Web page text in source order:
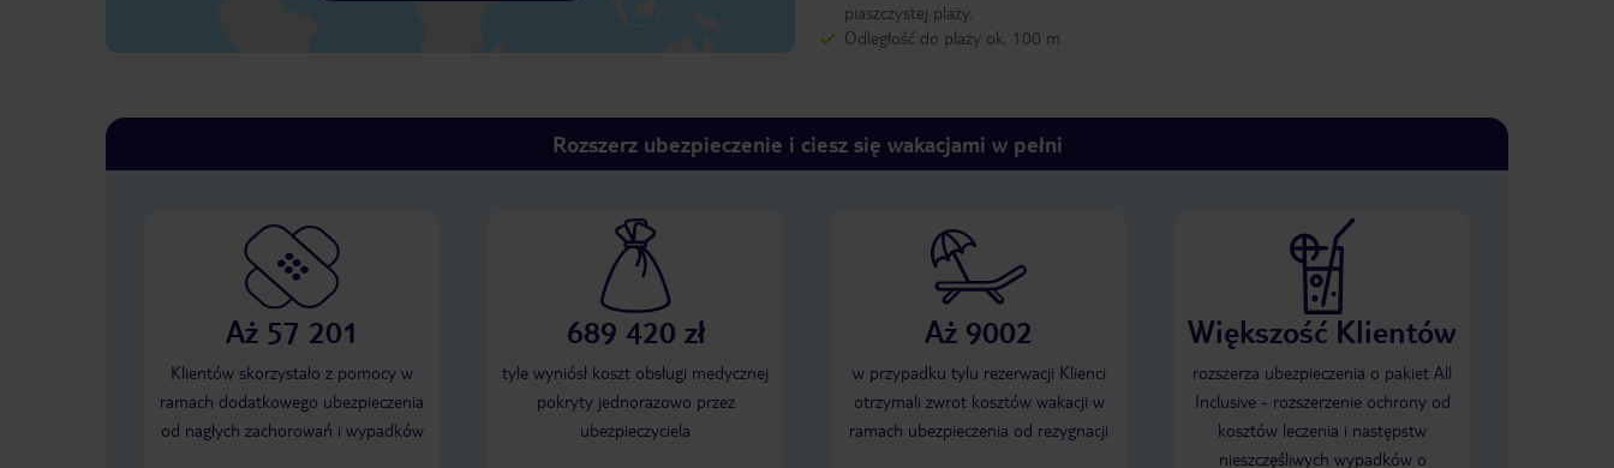
piaszczystej plaży.
Odległość do plaży ok. 100 m
Rozszerz ubezpieczenie i ciesz się wakacjami w pełni
Aż 57 201
Klientów skorzystało z pomocy w
ramach dodatkowego ubezpieczenia
od nagłych zachorowań i wypadków
689 420 zł
tyle wyniósł koszt obsługi medycznej
pokryty jednorazowo przez
ubezpieczyciela
Aż 9002
w przypadku tylu rezerwacji Klienci
otrzymali zwrot kosztów wakacji w
ramach ubezpieczenia od rezygnacji
Większość Klientów
rozszerza ubezpieczenia o pakiet All
Inclusive - rozszerzenie ochrony od
kosztów leczenia i następstw
nieszczęśliwych wypadków o